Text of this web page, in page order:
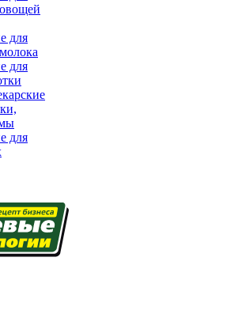
для
для
для